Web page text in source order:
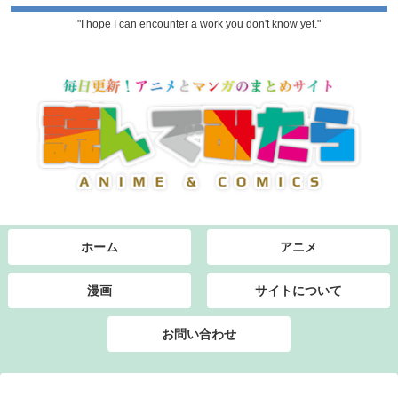
"I hope I can encounter a work you don't know yet."
ホーム アニメ
漫画 サイトについて
お問い合わせ